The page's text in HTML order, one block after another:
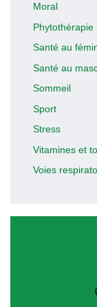
Moral
Phytothérapie
Santé au
Santé au
Sommeil
Sport
Stress
Vitamines et
Voies